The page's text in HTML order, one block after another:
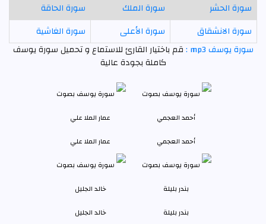
سورة الحشر
سورة الملك
سورة الحاقة
سورة الانشقاق
سورة الأعلى
سورة الغاشية
سورة يوسف mp3 :
قم باختيار القارئ للاستماع و تحميل سورة يوسف
كاملة بجودة عالية
أحمد العجمي عمار الملا علي
بندر بليلة خالد الجليل